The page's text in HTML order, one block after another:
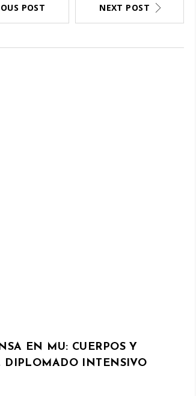
NEXT POST
POST
EN MU: CUERPOS Y
DIPLOMADO INTENSIVO